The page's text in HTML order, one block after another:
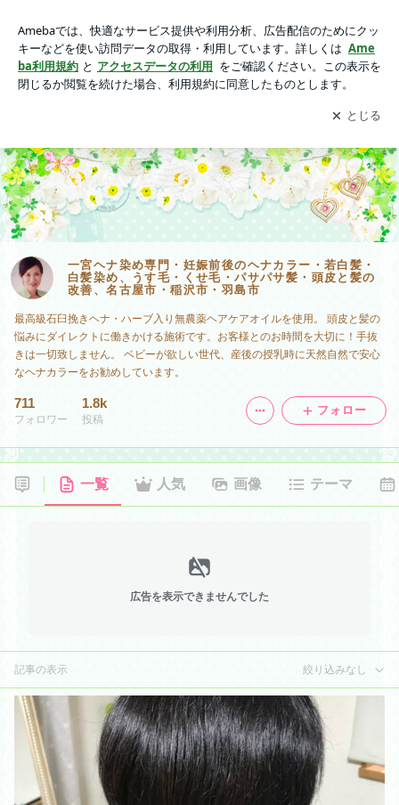
め、うす毛・くせ毛・パサパサ髪・頭皮と髪の改善、名古屋
市・稲沢市・羽島市
アプリをダウンロードして ブログの更新通知
を受け取りまし
ょう。
開く
一宮ヘナ染め専門・妊娠前後のヘナカラー・若白髪・
白髪染め、うす毛・くせ毛・パサパサ髪・頭皮と髪の
改善、名古屋市・稲沢市・羽島市
最高級石臼挽きヘナ・ハーブ入り無農薬ヘアケアオイルを使用。 頭皮と髪の
悩みにダイレクトに働きかける施術です。お客様とのお時間を大切に！手抜
きは一切致しません。 ベビーが欲しい世代、産後の授乳時に天然自然で安心
なヘナカラーをお勧めしています。
711
フォロワー
1.8k
投稿
フォロー
一覧 人気 画像 テーマ
広告を表示できませんでした
記事の表示 絞り込みなし